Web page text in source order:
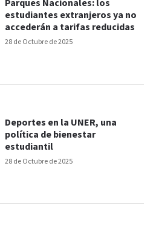
28 de Octubre de 2025
Parques Nacionales: los
estudiantes extranjeros ya no
accederán a tarifas reducidas
28 de Octubre de 2025
Deportes en la UNER, una
política de bienestar
estudiantil